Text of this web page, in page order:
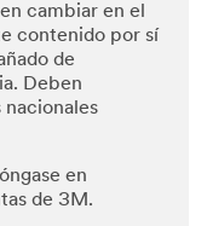
cambiar en el
contenido por sí
de
Deben
nacionales
en
de 3M.